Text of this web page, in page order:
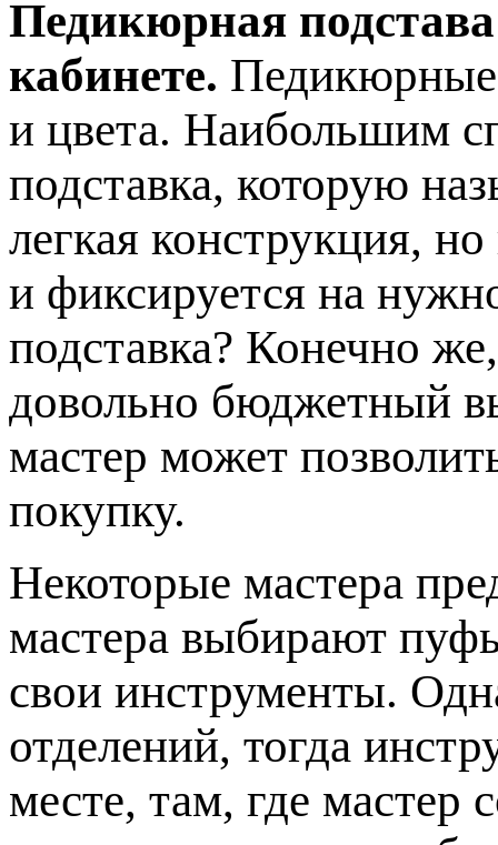
Педикюрная подстава
кабинете. Педикюрные
и цвета. Наибольшим
подставка, которую
легкая конструкция,
и фиксируется на
подставка? Конечно
довольно бюджетный
мастер может
покупку.
Некоторые мастера
мастера выбирают
свои инструменты.
отделений, тогда
месте, там, где